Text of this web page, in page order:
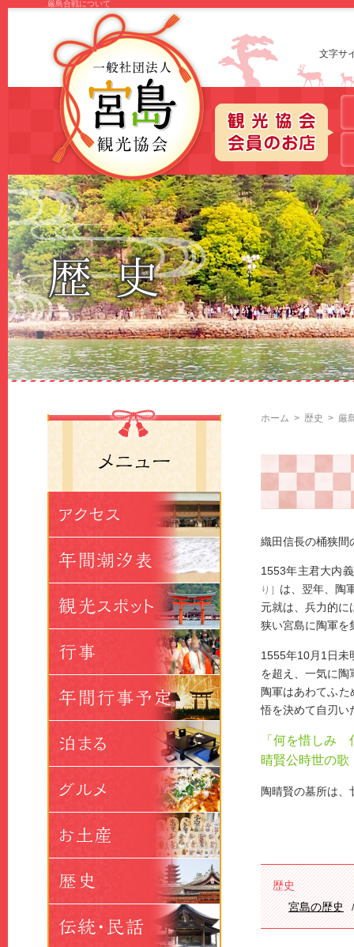
厳島合戦について
文字サ
ホーム > 歴史 > 厳
織田信長の桶狭間
1553年主君大内
り］ は、翌年、陶
元就は、兵力的に
狭い宮島に陶軍を
1555年10月1日未
を超え、一気に陶
陶軍はあわてふ
悟を決めて自刃い
「何を惜しみ
晴賢公時世の歌
陶晴賢の墓所は
歴史
宮島の歴史